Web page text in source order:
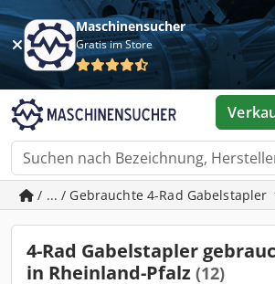
Maschinensucher
Gratis im Store
/ ... / Gebrauchte 4-Rad Gabelstapler
4-Rad Gabelstapler
in Rheinland-Pfalz (12)